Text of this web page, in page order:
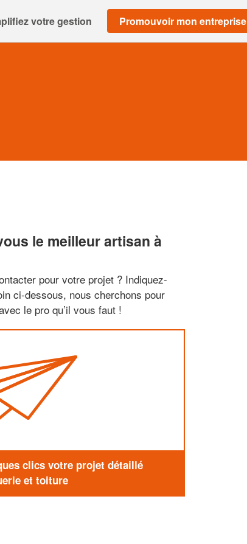
votre gestion Promouvoir mon entreprise
le meilleur artisan à
pour votre projet ? Indiquez-
ci-dessous, nous cherchons pour
le pro qu’il vous faut !
clics votre projet détaillé
et toiture